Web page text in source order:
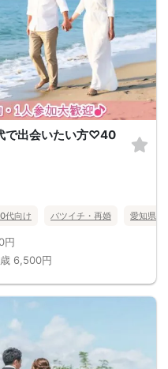
で出会いたい方♡40
代向け バツイチ・再婚 愛知県
円
6,500円